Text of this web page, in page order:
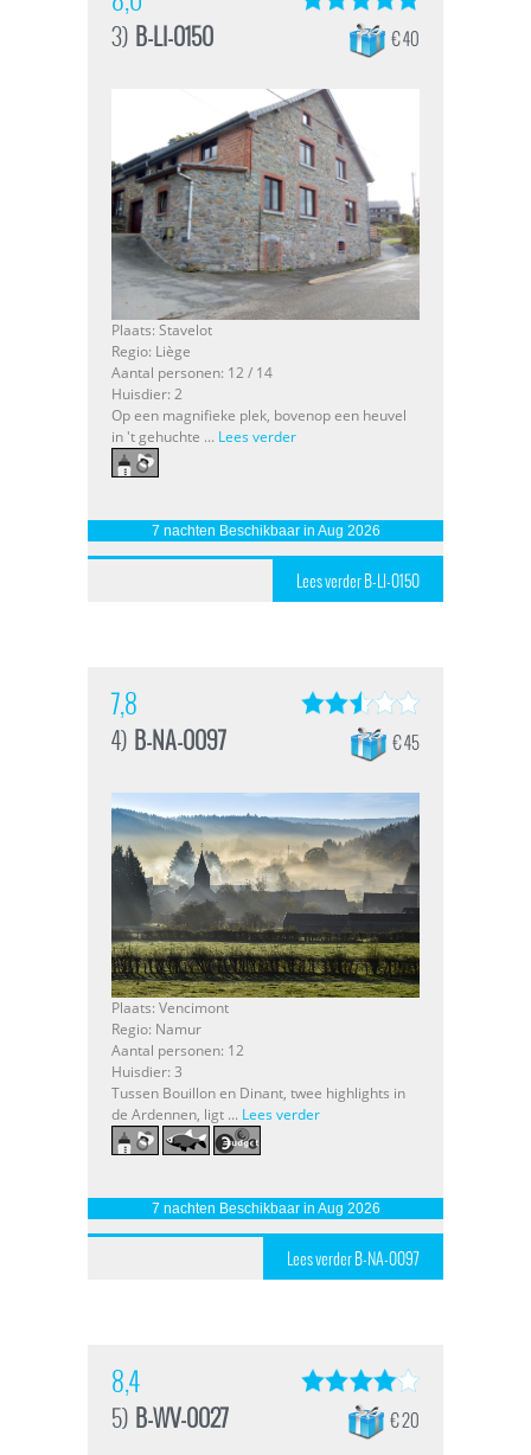
3) B-LI-0150 € 40
Plaats: Stavelot
Regio: Liège
Aantal personen: 12 / 14
Huisdier: 2
Op een magnifieke plek, bovenop een heuvel
in 't gehuchte ... Lees verder
7 nachten Beschikbaar in Aug 2026
Lees verder B-LI-0150
7,8
4) B-NA-0097 € 45
Plaats: Vencimont
Regio: Namur
Aantal personen: 12
Huisdier: 3
Tussen Bouillon en Dinant, twee highlights in
de Ardennen, ligt ... Lees verder
7 nachten Beschikbaar in Aug 2026
Lees verder B-NA-0097
8,4
5) B-WV-0027 € 20